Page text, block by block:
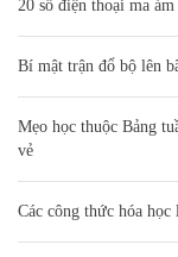
20 số điện thoại ma
Bí mật trận đổ bộ lên
Mẹo học thuộc Bảng
vẻ
Các công thức hóa